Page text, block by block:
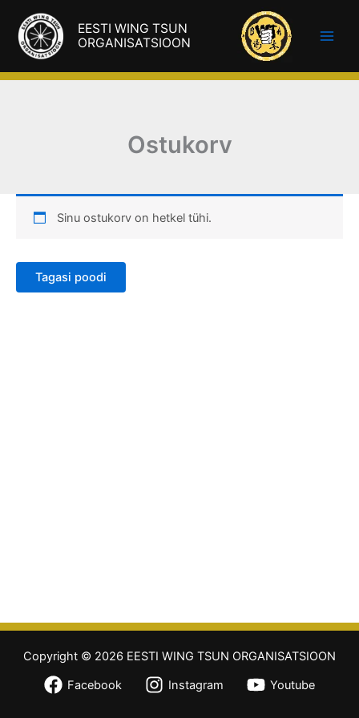
content
EESTI WING TSUN
ORGANISATSIOON
Ostukorv
Sinu ostukorv on hetkel tühi.
Tagasi poodi
Copyright © 2026 EESTI WING TSUN ORGANISATSIOON
Facebook
Instagram Youtube